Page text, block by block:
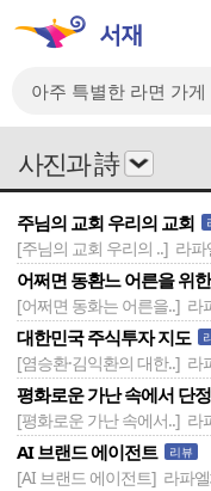
사진과 詩
주님의 교회 우리의 교회
[주님의 교회 우리의 ..] 라
어쩌면 동환느 어른을 위
[어쩌면 동화는 어른을..] 라
대한민국 주식투자 지도
[염승환·김익환의 대한..] 라
평화로운 가난 속에서 단
[평화로운 가난 속에서..] 라
AI 브랜드 에이전트 리뷰
[AI 브랜드 에이전트] 라파